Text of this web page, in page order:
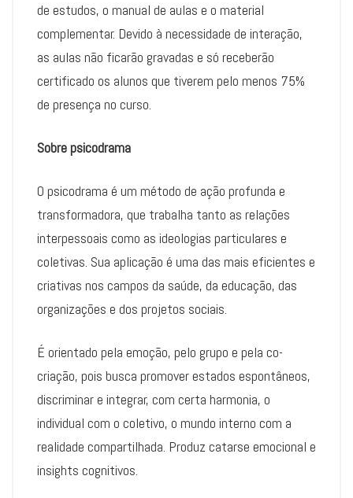
de estudos, o manual de aulas e o material
complementar. Devido à necessidade de interação,
as aulas não ficarão gravadas e só receberão
certificado os alunos que tiverem pelo menos 75%
de presença no curso.
Sobre psicodrama
O psicodrama é um método de ação profunda e
transformadora, que trabalha tanto as relações
interpessoais como as ideologias particulares e
coletivas. Sua aplicação é uma das mais eficientes e
criativas nos campos da saúde, da educação, das
organizações e dos projetos sociais.
É orientado pela emoção, pelo grupo e pela co-
criação, pois busca promover estados espontâneos,
discriminar e integrar, com certa harmonia, o
individual com o coletivo, o mundo interno com a
realidade compartilhada. Produz catarse emocional e
insights cognitivos.